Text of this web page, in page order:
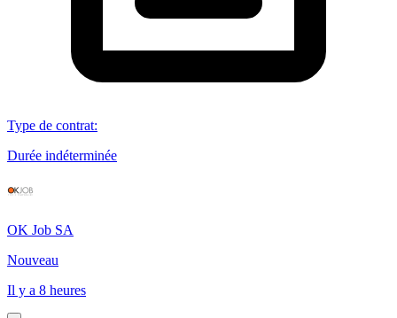
Type de contrat:
Durée indéterminée
OK Job SA
Nouveau
Il y a 8 heures